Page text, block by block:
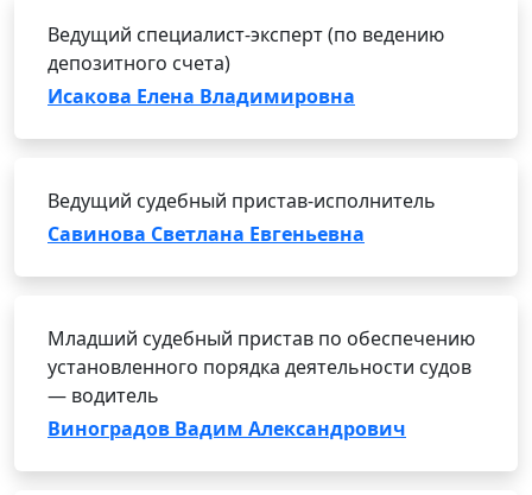
Ведущий специалист-эксперт (по ведению
депозитного счета)
Исакова Елена Владимировна
Ведущий судебный пристав-исполнитель
Савинова Светлана Евгеньевна
Младший судебный пристав по обеспечению
установленного порядка деятельности судов
— водитель
Виноградов Вадим Александрович